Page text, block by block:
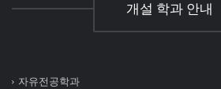
개설 학과 안내
자유전공학과